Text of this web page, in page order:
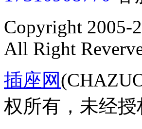
Copyright 2005-
All Right
插座网
权所有，未经